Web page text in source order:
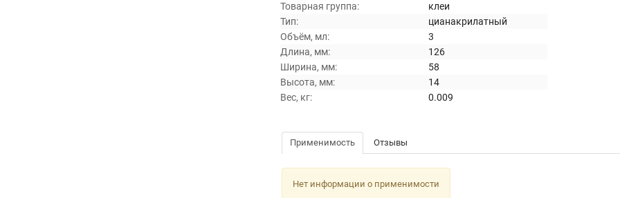
Товарная группа:
клеи
Тип:
цианакрилатный
Объём, мл:
3
Длина, мм:
126
Ширина, мм:
58
Высота, мм:
14
Вес, кг:
0.009
Применимость Отзывы
Нет информации о применимости